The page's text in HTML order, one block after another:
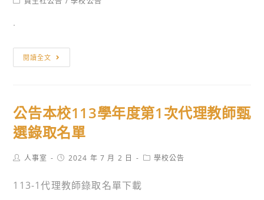
學
合
招
重
要
日
˙
閱讀全文
生
告】
113
學
年
擔
公告本校113學年度第1次代理教師甄
選錄取名單
Post人事室
Post2024 年 7 月 2 日
Post學校公告
113-1代理教師錄取名單下載